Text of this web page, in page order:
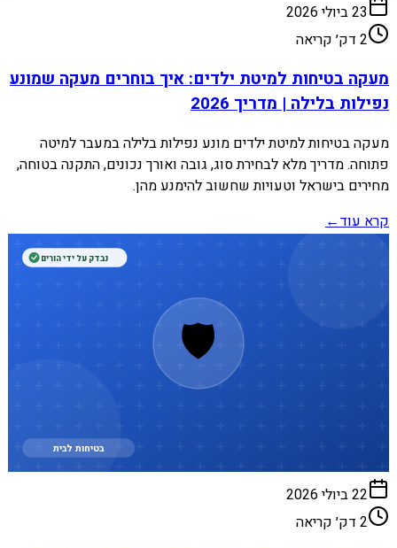
23 ביולי 2026
2 דק׳ קריאה
מעקה בטיחות למיטת ילדים: איך בוחרים מעקה שמונע
נפילות בלילה | מדריך 2026
מעקה בטיחות למיטת ילדים מונע נפילות בלילה במעבר למיטה
פתוחה. מדריך מלא לבחירת סוג, גובה ואורך נכונים, התקנה בטוחה,
מחירים בישראל וטעויות שחשוב להימנע מהן.
קרא עוד←
🛡️
בטיחות לבית
נבדק על ידי הורים
22 ביולי 2026
2 דק׳ קריאה